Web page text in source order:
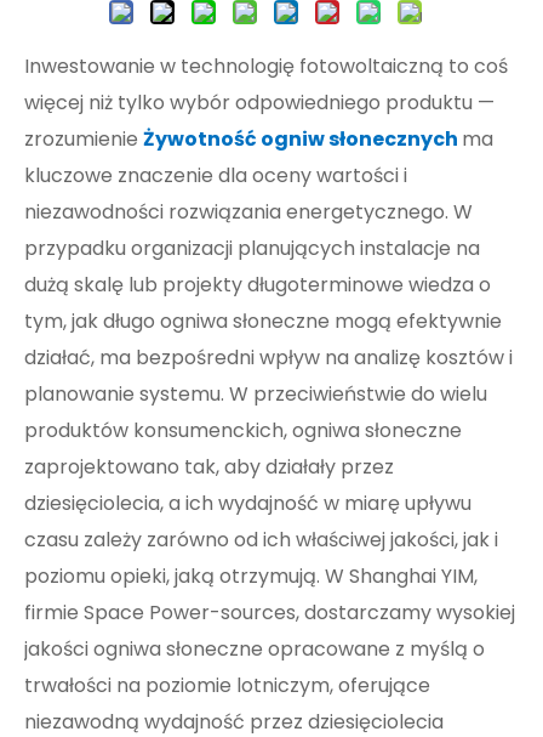
Inwestowanie w technologię fotowoltaiczną to coś
więcej niż tylko wybór odpowiedniego produktu —
zrozumienie Żywotność ogniw słonecznych ma
kluczowe znaczenie dla oceny wartości i
niezawodności rozwiązania energetycznego. W
przypadku organizacji planujących instalacje na
dużą skalę lub projekty długoterminowe wiedza o
tym, jak długo ogniwa słoneczne mogą efektywnie
działać, ma bezpośredni wpływ na analizę kosztów i
planowanie systemu. W przeciwieństwie do wielu
produktów konsumenckich, ogniwa słoneczne
zaprojektowano tak, aby działały przez
dziesięciolecia, a ich wydajność w miarę upływu
czasu zależy zarówno od ich właściwej jakości, jak i
poziomu opieki, jaką otrzymują. W Shanghai YIM,
firmie Space Power-sources, dostarczamy wysokiej
jakości ogniwa słoneczne opracowane z myślą o
trwałości na poziomie lotniczym, oferujące
niezawodną wydajność przez dziesięciolecia